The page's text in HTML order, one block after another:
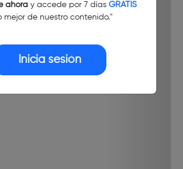
ahoray accede por 7 días GRATIS
mejor de nuestro contenido."
Inicia sesión